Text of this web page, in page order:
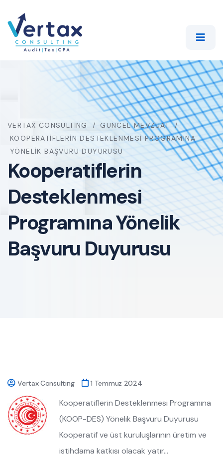
VERTAX CONSULTING
GÜNCEL MEVZUAT
KOOPERATIFLERIN DESTEKLENMESI PROGRAMINA
YÖNELIK BAŞVURU DUYURUSU
Kooperatiflerin
Desteklenmesi
Programına Yönelik
Başvuru Duyurusu
Vertax Consulting 1 Temmuz 2024
Kooperatiflerin Desteklenmesi Programına
(KOOP-DES) Yönelik Başvuru Duyurusu
Kooperatif ve üst kuruluşlarının üretim ve
istihdama katkısı olacak yatır…